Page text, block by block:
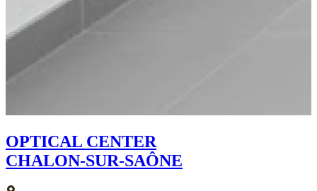
OPTICAL CENTER
CHALON-SUR-SAÔNE